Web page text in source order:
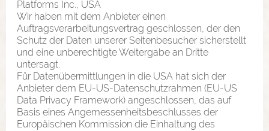
Platforms Inc., USA
Wir haben mit dem Anbieter einen
Auftragsverarbeitungsvertrag geschlossen, der den
Schutz der Daten unserer Seitenbesucher sicherstellt
und eine unberechtigte Weitergabe an Dritte
untersagt.
Für Datenübermittlungen in die USA hat sich der
Anbieter dem EU-US-Datenschutzrahmen (EU-US
Data Privacy Framework) angeschlossen, das auf
Basis eines Angemessenheitsbeschlusses der
Europäischen Kommission die Einhaltung des